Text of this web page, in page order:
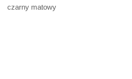
czarny matowy